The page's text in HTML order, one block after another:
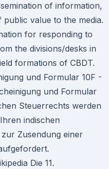
of information,
value to the media.
for responding to
the divisions/desks in
formations of CBDT.
und Formular 10F -
und Formular
Steuerrechts werden
indischen
Zusendung einer
Die 11.